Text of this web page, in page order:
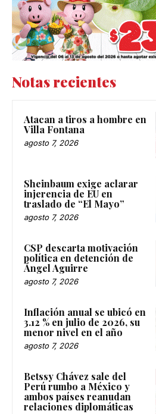
Notas recientes
Atacan a tiros a hombre en
Villa Fontana
agosto 7, 2026
Sheinbaum exige aclarar
injerencia de EU en
traslado de “El Mayo”
agosto 7, 2026
CSP descarta motivación
política en detención de
Ángel Aguirre
agosto 7, 2026
Inflación anual se ubicó en
3.12 % en julio de 2026, su
menor nivel en el año
agosto 7, 2026
Betssy Chávez sale del
Perú rumbo a México y
ambos países reanudan
relaciones diplomáticas